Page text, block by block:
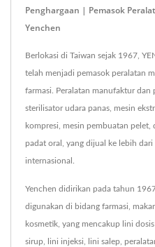
Penghargaan | Pemasok
Yenchen
Berlokasi di Taiwan sejak 1967,
telah menjadi pemasok peralatan
farmasi. Peralatan manufaktur dan
sterilisator udara panas, mesin
kompresi, mesin pembuatan
padat oral, yang dijual ke lebih
internasional.
Yenchen didirikan pada tahun
digunakan di bidang farmasi,
kosmetik, yang mencakup lini
sirup, lini injeksi, lini salep,